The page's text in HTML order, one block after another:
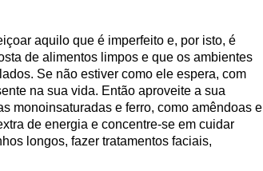
aquilo que é imperfeito e, por isto, é
de alimentos limpos e que os ambientes
Se não estiver como ele espera, com
na sua vida. Então aproveite a sua
monoinsaturadas e ferro, como amêndoas e
de energia e concentre-se em cuidar
longos, fazer tratamentos faciais,